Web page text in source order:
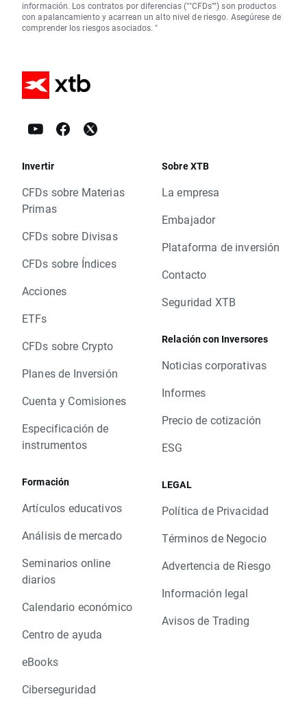
información. Los contratos por diferencias (""CFDs"") son productos
con apalancamiento y acarrean un alto nivel de riesgo. Asegúrese de
comprender los riesgos asociados. "
Invertir
CFDs sobre Materias
Primas
CFDs sobre Divisas
CFDs sobre Índices
Acciones
ETFs
CFDs sobre Crypto
Planes de Inversión
Cuenta y Comisiones
Especificación de
instrumentos
Formación
Artículos educativos
Análisis de mercado
Seminarios online
diarios
Calendario económico
Centro de ayuda
eBooks
Ciberseguridad
Sobre XTB
La empresa
Embajador
Plataforma de inversión
Contacto
Seguridad XTB
Relación con Inversores
Noticias corporativas
Informes
Precio de cotización
ESG
LEGAL
Política de Privacidad
Términos de Negocio
Advertencia de Riesgo
Información legal
Avisos de Trading